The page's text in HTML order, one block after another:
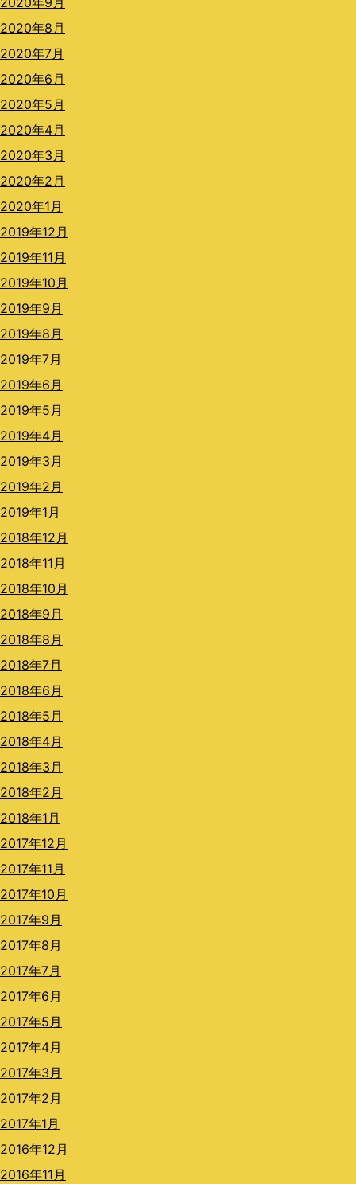
2020年8月
2020年7月
2020年6月
2020年5月
2020年4月
2020年3月
2020年2月
2020年1月
2019年12月
2019年11月
2019年10月
2019年9月
2019年8月
2019年7月
2019年6月
2019年5月
2019年4月
2019年3月
2019年2月
2019年1月
2018年12月
2018年11月
2018年10月
2018年9月
2018年8月
2018年7月
2018年6月
2018年5月
2018年4月
2018年3月
2018年2月
2018年1月
2017年12月
2017年11月
2017年10月
2017年9月
2017年8月
2017年7月
2017年6月
2017年5月
2017年4月
2017年3月
2017年2月
2017年1月
2016年12月
2016年11月